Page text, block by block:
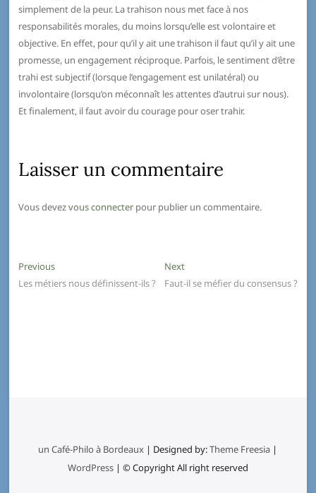
simplement de la peur. La trahison nous met face à nos
responsabilités morales, du moins lorsqu’elle est volontaire et
objective. En effet, pour qu’il y ait une trahison il faut qu’il y ait une
promesse, un engagement réciproque. Parfois, le sentiment d’être
trahi est subjectif (lorsque l’engagement est unilatéral) ou
involontaire (lorsqu’on méconnaît les attentes d’autrui sur nous).
Et finalement, il faut avoir du courage pour oser trahir.
Laisser un commentaire
Vous devezvous connecter pour publier un commentaire.
Previous
Les métiers nous définissent-ils ?
Next
Faut-il se méfier du consensus ?
un Café-Philo à Bordeaux | Designed by:Theme Freesia |
WordPress| © Copyright All right reserved